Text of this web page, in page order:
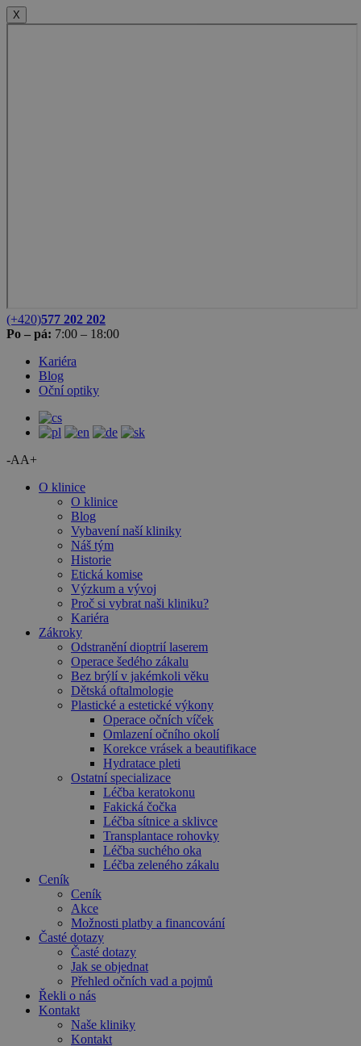
X
(+420)577 202 202
Po – pá: 7:00 – 18:00
Kariéra
Blog
Oční optiky
-AA+
O klinice
O klinice
Blog
Vybavení naší kliniky
Náš tým
Historie
Etická komise
Výzkum a vývoj
Proč si vybrat naši kliniku?
Kariéra
Zákroky
Odstranění dioptrií laserem
Operace šedého zákalu
Bez brýlí v jakémkoli věku
Dětská oftalmologie
Plastické a estetické výkony
Operace očních víček
Omlazení očního okolí
Korekce vrásek a beautifikace
Hydratace pleti
Ostatní specializace
Léčba keratokonu
Fakická čočka
Léčba sítnice a sklivce
Transplantace rohovky
Léčba suchého oka
Léčba zeleného zákalu
Ceník
Ceník
Akce
Možnosti platby a financování
Časté dotazy
Časté dotazy
Jak se objednat
Přehled očních vad a pojmů
Řekli o nás
Kontakt
Naše kliniky
Kontakt